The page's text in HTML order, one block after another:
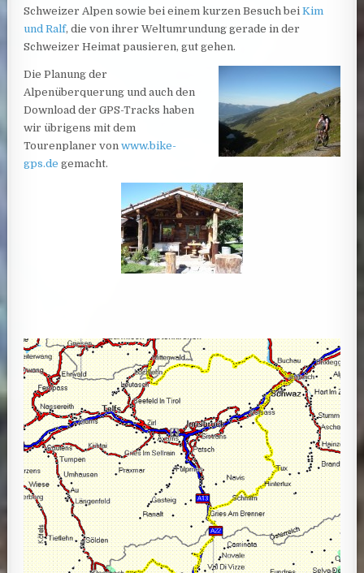
Schweizer Alpen sowie bei einem kurzen Besuch beiKim
und Ralf, die von ihrer Weltumrundung gerade in der
Schweizer Heimat pausieren, gut gehen.
Die Planung der
Alpenüberquerung und auch den
Download der GPS-Tracks haben
wir übrigens mit dem
Tourenplaner vonwww.bike-
gps.de gemacht.